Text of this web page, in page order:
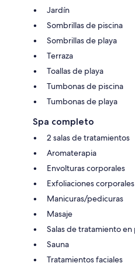
Jardín
Sombrillas de piscina
Sombrillas de playa
Terraza
Toallas de playa
Tumbonas de piscina
Tumbonas de playa
Spa completo
2 salas de tratamientos
Aromaterapia
Envolturas corporales
Exfoliaciones corporales
Manicuras/pedicuras
Masaje
Salas de tratamiento en
Sauna
Tratamientos faciales